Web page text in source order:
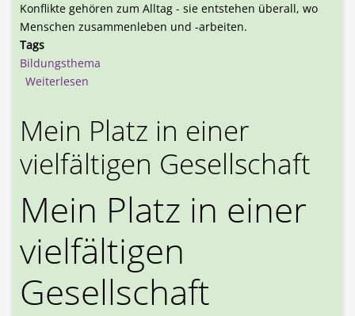
Konflikte gehören zum Alltag - sie entstehen überall, wo
Menschen zusammenleben und -arbeiten.
Tags
Bildungsthema
Weiterlesen
Mein Platz in einer
vielfältigen Gesellschaft
Mein Platz in einer
vielfältigen
Gesellschaft